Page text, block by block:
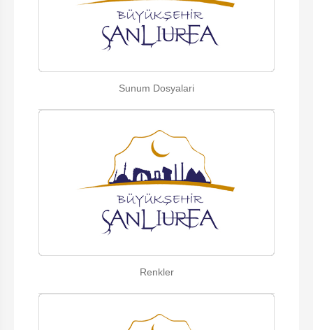
Sunum Dosyalari
Renkler